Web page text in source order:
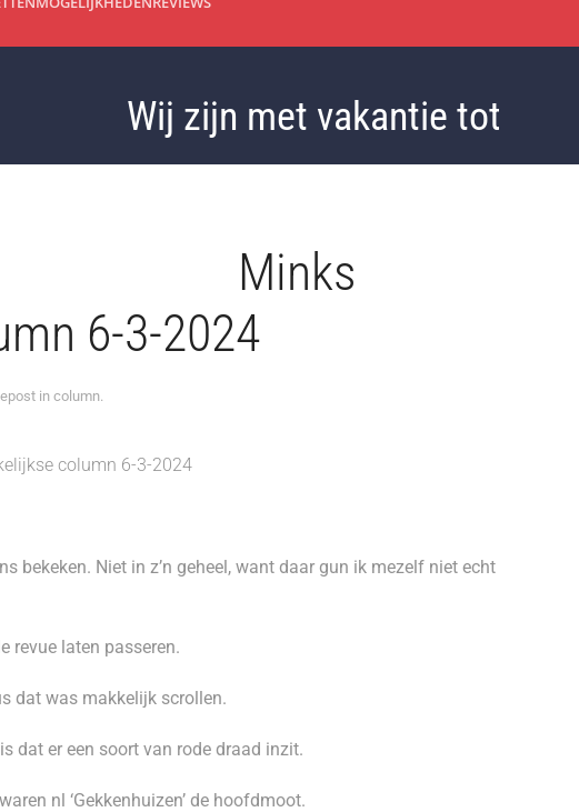
Wij zijn met vakantie tot 3
Minks
6-3-2024
in column.
column 6-3-2024
bekeken. Niet in z’n geheel, want daar gun ik mezelf niet echt
revue laten passeren.
dat was makkelijk scrollen.
dat er een soort van rode draad inzit.
nl ‘Gekkenhuizen’ de hoofdmoot.